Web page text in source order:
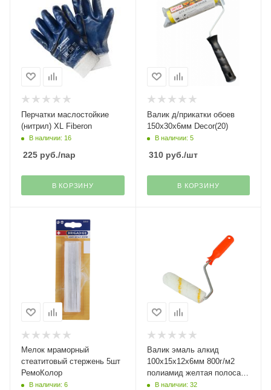
Перчатки маслостойкие
(нитрил) XL Fiberon
В наличии: 16
225 руб./пар
В КОРЗИНУ
Валик д/прикатки обоев
150х30х6мм Decor(20)
В наличии: 5
310руб./шт
В КОРЗИНУ
Мелок мраморный
стеатитовый стержень 5шт
РемоКолор
В наличии: 6
Валик эмаль алкид
100х15х12х6мм 800г/м2
полиамид желтая полоса
Decor(30)*
В наличии: 32